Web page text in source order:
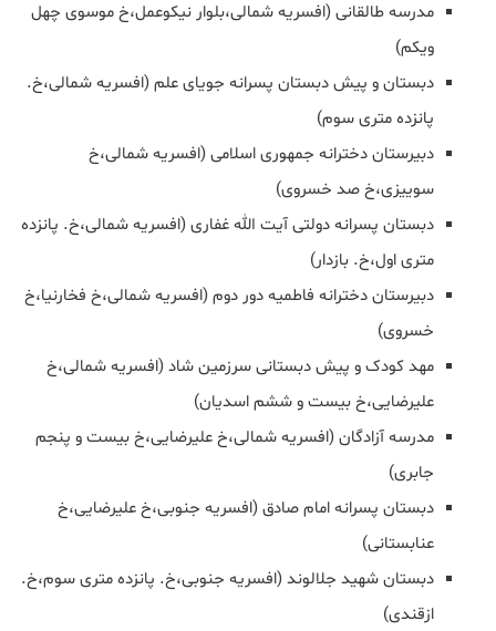
مدرسه طالقانی (افسریه شمالی،بلوار نیکوعمل،خ موسوی چهل
ویکم)
دبستان و پیش دبستان پسرانه جویای علم (افسریه شمالی،خ.
پانزده متری سوم)
دبیرستان دخترانه جمهوری اسلامی (افسریه شمالی،خ
سوییزی،خ صد خسروی)
دبستان پسرانه دولتی آیت الله غفاری (افسریه شمالی،خ. پانزده
متری اول،خ. بازدار)
دبیرستان دخترانه فاطمیه دور دوم (افسریه شمالی،خ فخارنیا،خ
خسروی)
مهد کودک و پیش دبستانی سرزمین شاد (افسریه شمالی،خ
علیرضایی،خ بیست و ششم اسدیان)
مدرسه آزادگان (افسریه شمالی،خ علیرضایی،خ بیست و پنجم
جابری)
دبستان پسرانه امام صادق (افسریه جنوبی،خ علیرضایی،خ
عنابستانی)
دبستان شهید جلالوند (افسریه جنوبی،خ. پانزده متری سوم،خ.
ازقندی)